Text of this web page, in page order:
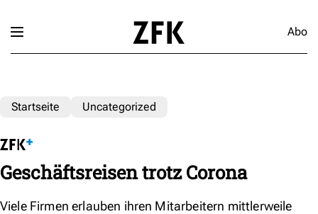
Abo
Startseite Uncategorized
Geschäftsreisen trotz Corona
Viele Firmen erlauben ihren Mitarbeitern mittlerweile